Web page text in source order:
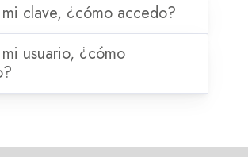
clave, ¿cómo accedo?
usuario, ¿cómo